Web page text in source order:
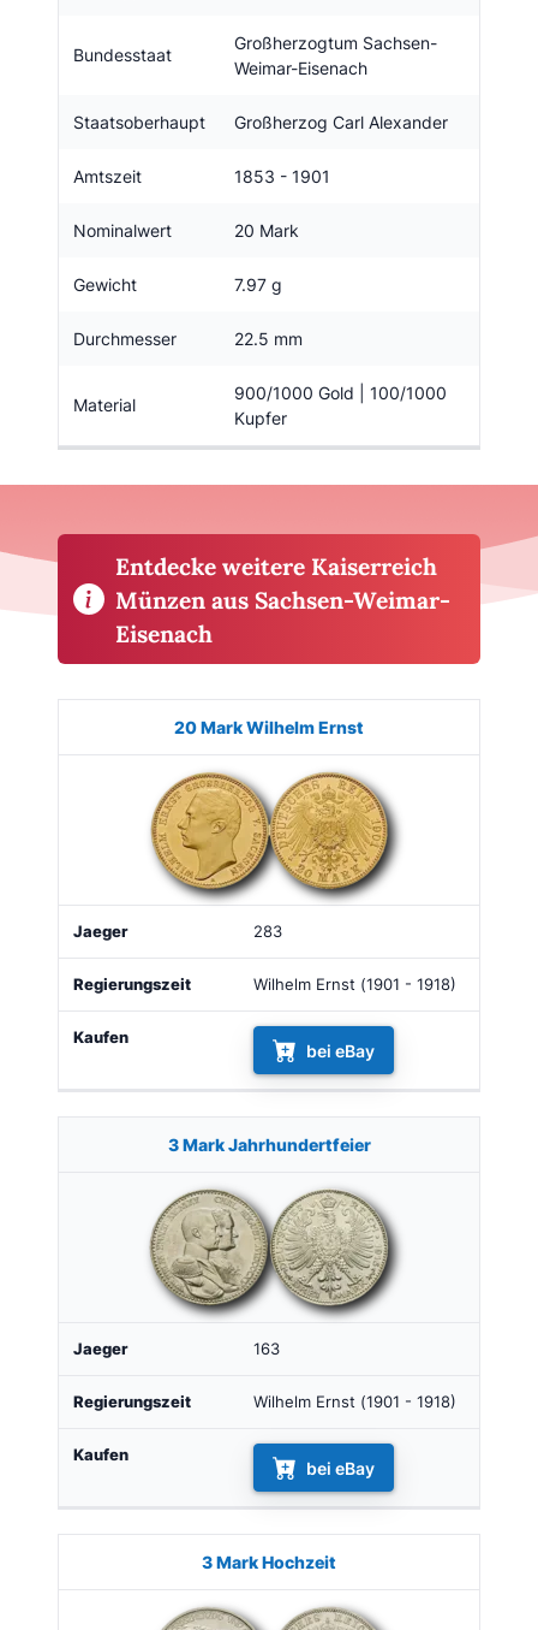
Bundesstaat
Großherzogtum Sachsen-
Weimar-Eisenach
Staatsoberhaupt Großherzog Carl Alexander
Amtszeit 1853 - 1901
Nominalwert 20 Mark
Gewicht 7.97 g
Durchmesser 22.5 mm
Material
900/1000 Gold | 100/1000
Kupfer
Entdecke weitere Kaiserreich
Münzen aus Sachsen-Weimar-
Eisenach
Bild Jaeger Regierungszeit
20 Mark Wilhelm Ernst
283
Wilhelm Ernst (1901 - 1918)
bei eBay
3 Mark Jahrhundertfeier
163
Wilhelm Ernst (1901 - 1918)
bei eBay
3 Mark Hochzeit